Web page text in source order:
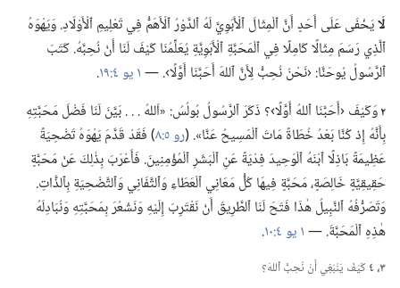
لَايَخْفَى عَلَى أَحَدٍ أَنَّ ٱلْمِثَالَ ٱلْأَبَوِيَّ لَهُ ٱلدَّوْرُ ٱلْأَهَمُّ فِي تَعْلِيمِ ٱلْأَوْلَادِ.‏ وَيَهْوَهُ
ٱلَّذِي رَسَمَ مِثَالًا كَامِلًا فِي ٱلْمَحَبَّةِ ٱلْأَبَوِيَّةِ يُعَلِّمُنَا كَيْفَ لَنَا أَنْ نُحِبَّهُ.‏ كَتَبَ
ٱلرَّسُولُ يُوحَنَّا:‏ ‹نَحْنُ نُحِبُّ لِأَنَّ ٱللهَ أَحَبَّنَا أَوَّلًا›.‏ —‏١ يو ٤:‏١٩ ‏.‏
٢وَكَيْفَ ‹أَحَبَّنَا ٱللهُ أَوَّلًا›؟‏ ذَكَرَ ٱلرَّسُولُ بُولُسُ:‏ «اَللهُ .‏ .‏ .‏ بَيَّنَ لَنَا فَضْلَ مَحَبَّتِهِ
بِأَنَّهُ إِذ كُنَّا بَعْدُ خُطَاةً مَاتَ ٱلْمَسِيحُ عَنَّا».‏ (‏رو ٥:‏٨
‏)‏ فَقَدْ قَدَّمَ يَهْوَهُ تَضْحِيَةً
عَظِيمَةً بَاذِلًا ٱبْنَهُ ٱلْوَحِيدَ فِدْيَةً عَنِ ٱلْبَشَرِ ٱلْمُؤْمِنِينَ.‏ فَأَعْرَبَ بِذٰلِكَ عَنْ مَحَبَّةٍ
حَقِيقِيَّةٍ خَالِصَةٍ،‏ مَحَبَّةٍ فِيهَا كُلُّ مَعَانِي ٱلْعَطَاءِ وَٱلتَّفَانِي وَٱلتَّضْحِيَةِ بِٱلذَّاتِ.‏
وَتَصَرُّفُهُ ٱلنَّبِيلُ هٰذَا فَتَحَ لَنَا ٱلطَّرِيقَ أَنْ نَقْتَرِبَ إِلَيْهِ وَنَشْعُرَ بِمَحَبَّتِهِ وَنُبَادِلَهُ
هٰذِهِ ٱلْمَحَبَّةَ.‏ —‏١ يو ٤:‏١٠ ‏.‏
٣،‏ ٤
كَيْفَ يَنْبَغِي أَنْ نُحِبَّ ٱللهَ؟‏